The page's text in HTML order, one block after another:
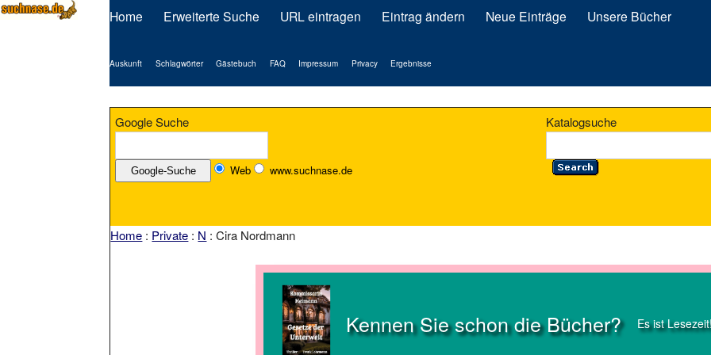
Home Erweiterte Suche URL eintragen Eintrag ändern Neue Einträge Unsere Bücher
Auskunft Schlagwörter Gästebuch FAQ Impressum Privacy Ergebnisse
Google Suche
Web www.suchnase.de
Katalogsuche
Home : Private : N : Cira Nordmann
Kennen Sie schon die Bücher? Es ist